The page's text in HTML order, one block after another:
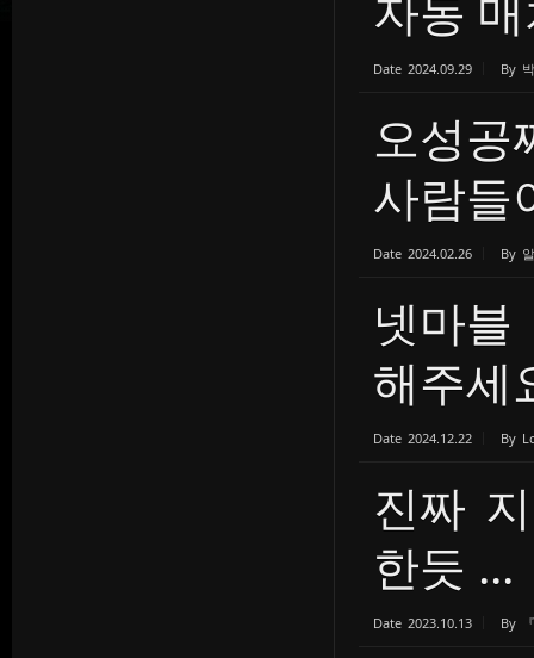
Date 2024.09.29 By
오성
사람들
Date 2024.02.26 By
넷마
해주세
Date 2024.12.22 By
진짜
한듯 ...
Date 2023.10.13 By